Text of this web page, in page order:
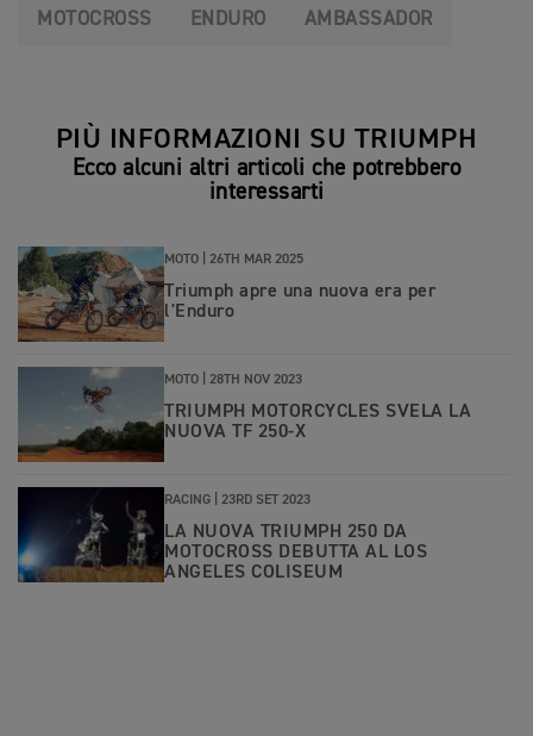
MOTOCROSS ENDURO AMBASSADOR
PIÙ INFORMAZIONI SU TRIUMPH
Ecco alcuni altri articoli che potrebbero
interessarti
MOTO | 26TH MAR 2025
Triumph apre una nuova era per
l'Enduro
MOTO | 28TH NOV 2023
TRIUMPH MOTORCYCLES SVELA LA
NUOVA TF 250-X
RACING | 23RD SET 2023
LA NUOVA TRIUMPH 250 DA
MOTOCROSS DEBUTTA AL LOS
ANGELES COLISEUM